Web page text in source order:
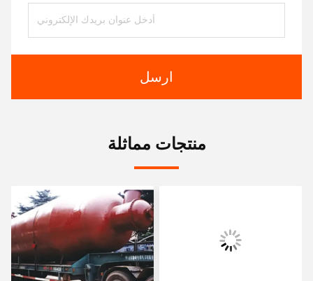
ارسل
منتجات مماثلة